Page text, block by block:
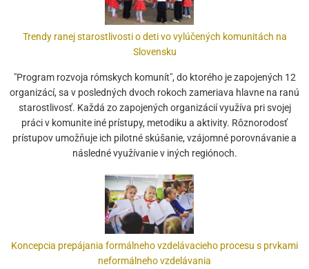
Trendy ranej starostlivosti o deti vo vylúčených komunitách na
Slovensku
"Program rozvoja rómskych komunít", do ktorého je zapojených 12
organizácí, sa v posledných dvoch rokoch zameriava hlavne na ranú
starostlivosť. Každá zo zapojených organizácií využíva pri svojej
práci v komunite iné prístupy, metodiku a aktivity. Rôznorodosť
prístupov umožňuje ich pilotné skúšanie, vzájomné porovnávanie a
následné využívanie v iných regiónoch.
Koncepcia prepájania formálneho vzdelávacieho procesu s prvkami
neformálneho vzdelávania